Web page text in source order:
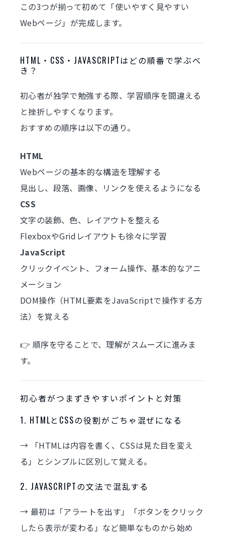
この3つが揃って初めて「使いやすく見やすい
Webページ」が完成します。
HTML・CSS・JAVASCRIPTはどの順番で学ぶべ
き？
初心者が独学で勉強する際、学習順序を間違える
と挫折しやすくなります。
おすすめの順序は以下の通り。
HTML
Webページの基本的な構造を理解する
見出し、段落、画像、リンクを使えるようになる
CSS
文字の装飾、色、レイアウトを整える
FlexboxやGridレイアウトも徐々に学習
JavaScript
クリックイベント、フォーム操作、基本的なアニ
メーション
DOM操作（HTML要素をJavaScriptで操作する方
法）を覚える
👉 順序を守ることで、理解がスムーズに進みま
す。
初心者がつまずきやすいポイントと対策
1. HTMLとCSSの役割がごちゃ混ぜになる
→ 「HTMLは内容を書く、CSSは見た目を変え
る」とシンプルに区別して覚える。
2. JAVASCRIPTの文法で混乱する
→ 最初は「アラートを出す」「ボタンをクリック
したら表示が変わる」など簡単なものから始め